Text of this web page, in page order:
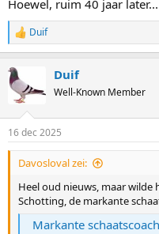
Hoewel, ruim 40 jaar later...
R
e
c
t
i
s
:
Duif
Duif
Well-Known Member
16 dec 2025
Davosloval zei:
Heel oud nieuws, maar
Schotting, de markante
Markante schaatscoach